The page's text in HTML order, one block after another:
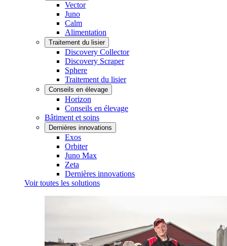
Vector
Juno
Calm
Alimentation
Traitement du lisier
Discovery Collector
Discovery Scraper
Sphere
Traitement du lisier
Conseils en élevage
Horizon
Conseils en élevage
Bâtiment et soins
Dernières innovations
Exos
Orbiter
Juno Max
Zeta
Dernières innovations
Voir toutes les solutions